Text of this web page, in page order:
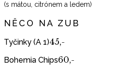
(s mátou, citrónem a ledem)
NĚCO NA ZUB
Tyčinky (A 1)45,-
Bohemia Chips60,-